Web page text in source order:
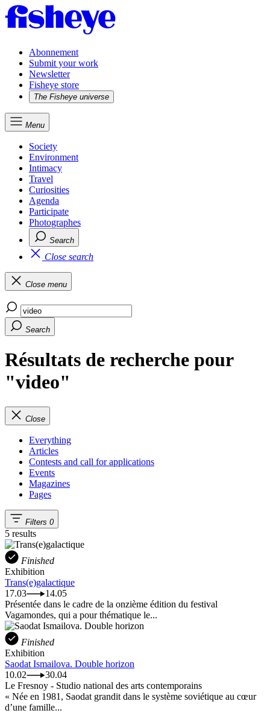
Abonnement
Submit your work
Newsletter
Fisheye store
The Fisheye universe
Menu
Society
Environment
Intimacy
Travel
Curiosities
Agenda
Participate
Photographes
Search
Close search
Close menu
Search
Résultats de recherche pour
"video"
Close
Everything
Articles
Contests and call for applications
Events
Magazines
Pages
Filters 0
5 results
Finished
Exhibition
Trans(e)galactique
17.03
14.05
Présentée dans le cadre de la onzième édition du festival
Vagamondes, qui a pour thématique le...
Finished
Exhibition
Saodat Ismailova. Double horizon
10.02
30.04
Le Fresnoy - Studio national des arts contemporains
« Née en 1981, Saodat grandit dans le système soviétique au cœur
d’une famille...